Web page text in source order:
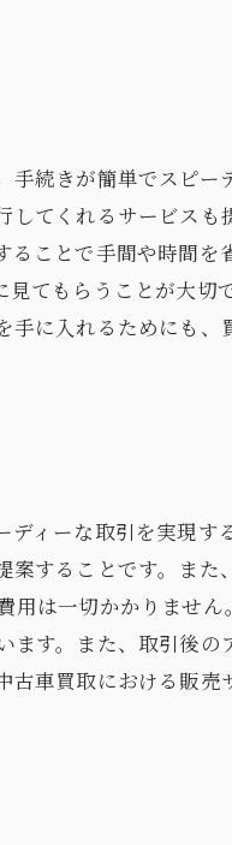
続きが簡単でスピー
てくれるサービスも
ことで手間や時間を
てもらうことが大切
手に入れるためにも、
ィーな取引を実現す
することです。また
用は一切かかりません
す。また、取引後の
車買取における販売